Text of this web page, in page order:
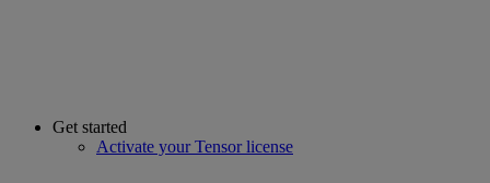
Get started
Activate your Tensor license